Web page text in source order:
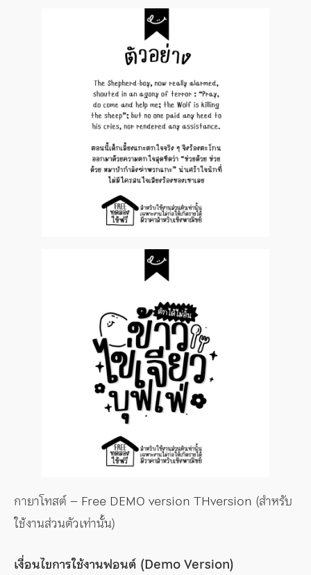
กายาโทสต์ – Free DEMO version THversion (สำหรับ
ใช้งานส่วนตัวเท่านั้น)
เงื่อนไขการใช้งานฟอนต์ (Demo Version)